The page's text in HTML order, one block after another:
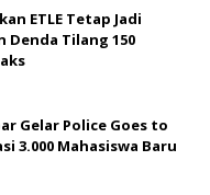
ETLE Tetap Jadi
Denda Tilang 150
Gelar Police Goes to
3.000 Mahasiswa Baru